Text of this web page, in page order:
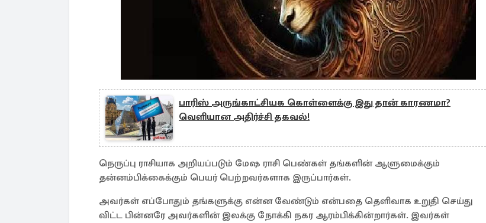
பாரிஸ் அருங்காட்சியக கொள்ளைக்கு இது தான் காரணமா?
வெளியான அதிர்ச்சி தகவல்!
நெருப்பு ராசியாக அறியப்படும் மேஷ ராசி பெண்கள் தங்களின் ஆளுமைக்கும்
தன்னம்பிக்கைக்கும் பெயர் பெற்றவர்களாக இருப்பார்கள்.
அவர்கள் எப்போதும் தங்களுக்கு என்ன வேண்டும் என்பதை தெளிவாக உறுதி செய்து
விட்ட பின்னரே அவர்களின் இலக்கு நோக்கி நகர ஆரம்பிக்கின்றார்கள். இவர்கள்